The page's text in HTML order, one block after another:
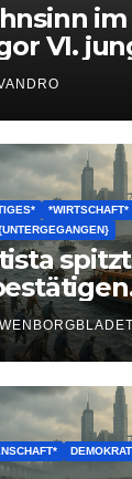
im
VI.
Klinik?!
*WIRTSCHAFT*
des